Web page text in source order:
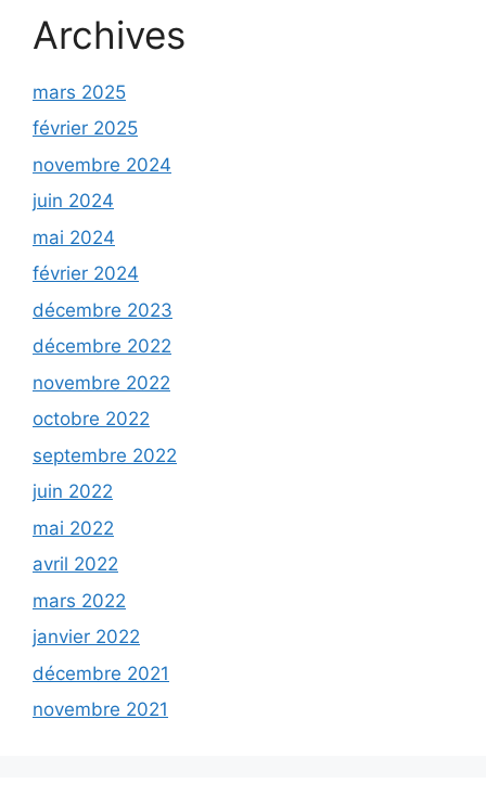
Archives
mars 2025
février 2025
novembre 2024
juin 2024
mai 2024
février 2024
décembre 2023
décembre 2022
novembre 2022
octobre 2022
septembre 2022
juin 2022
mai 2022
avril 2022
mars 2022
janvier 2022
décembre 2021
novembre 2021